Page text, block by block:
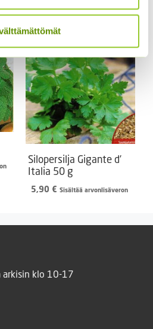
hinta hinta
arvonlisäveron
Silopersilja Gigante d’
Italia 50 g
5,90 € Sisältää arvonlisäveron
arkisin klo 10-17